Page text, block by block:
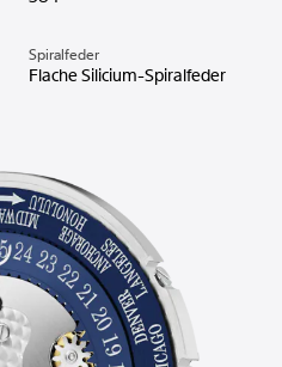
Spiralfeder
Flache Silicium-Spiralfeder